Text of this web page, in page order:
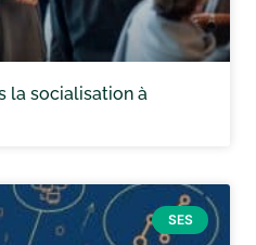
la socialisation à
SES